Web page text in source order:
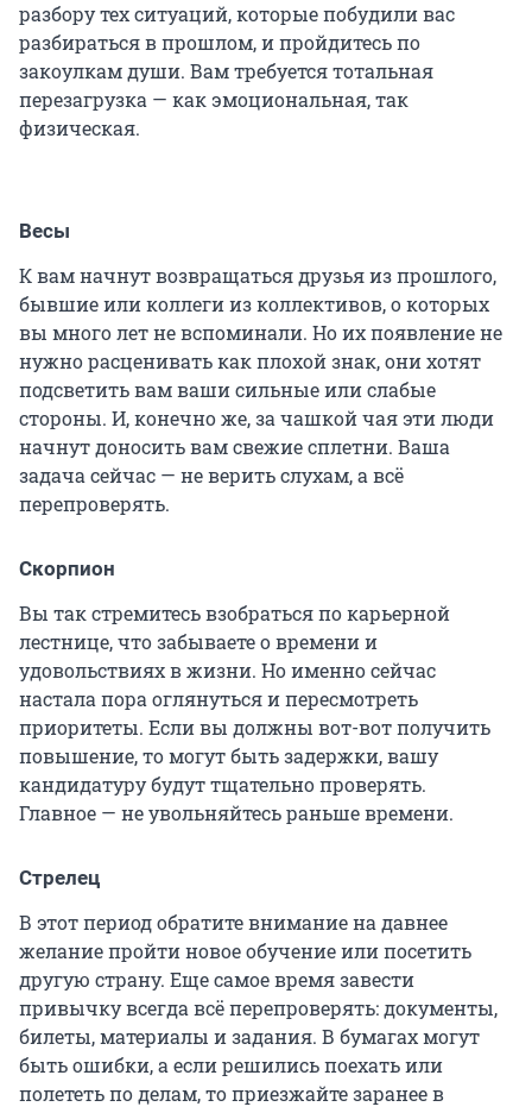
разбору тех ситуаций, которые побудили вас
разбираться в прошлом, и пройдитесь по
закоулкам души. Вам требуется тотальная
перезагрузка — как эмоциональная, так
физическая.
Весы
К вам начнут возвращаться друзья из прошлого,
бывшие или коллеги из коллективов, о которых
вы много лет не вспоминали. Но их появление не
нужно расценивать как плохой знак, они хотят
подсветить вам ваши сильные или слабые
стороны. И, конечно же, за чашкой чая эти люди
начнут доносить вам свежие сплетни. Ваша
задача сейчас — не верить слухам, а всё
перепроверять.
Скорпион
Вы так стремитесь взобраться по карьерной
лестнице, что забываете о времени и
удовольствиях в жизни. Но именно сейчас
настала пора оглянуться и пересмотреть
приоритеты. Если вы должны вот-вот получить
повышение, то могут быть задержки, вашу
кандидатуру будут тщательно проверять.
Главное — не увольняйтесь раньше времени.
Стрелец
В этот период обратите внимание на давнее
желание пройти новое обучение или посетить
другую страну. Еще самое время завести
привычку всегда всё перепроверять: документы,
билеты, материалы и задания. В бумагах могут
быть ошибки, а если решились поехать или
полететь по делам, то приезжайте заранее в